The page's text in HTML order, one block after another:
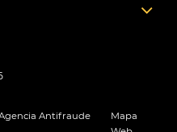
Antifraude
Mapa